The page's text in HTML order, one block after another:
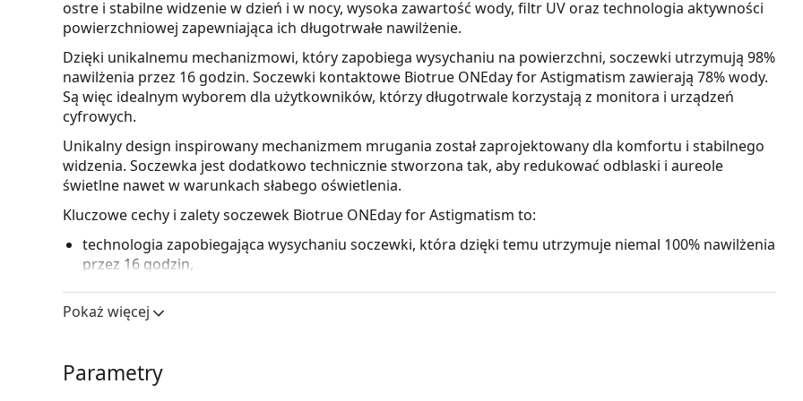
ostre i stabilne widzenie w dzień i w nocy, wysoka zawartość wody, filtr UV oraz technologia aktywności
powierzchniowej zapewniająca ich długotrwałe nawilżenie.
Dzięki unikalnemu mechanizmowi, który zapobiega wysychaniu na powierzchni, soczewki utrzymują 98%
nawilżenia przez 16 godzin. Soczewki kontaktowe Biotrue ONEday for Astigmatism zawierają 78% wody.
Są więc idealnym wyborem dla użytkowników, którzy długotrwale korzystają z monitora i urządzeń
cyfrowych.
Unikalny design inspirowany mechanizmem mrugania został zaprojektowany dla komfortu i stabilnego
widzenia. Soczewka jest dodatkowo technicznie stworzona tak, aby redukować odblaski i aureole
świetlne nawet w warunkach słabego oświetlenia.
Kluczowe cechy i zalety soczewek Biotrue ONEday for Astigmatism to:
technologia zapobiegająca wysychaniu soczewki, która dzięki temu utrzymuje niemal 100% nawilżenia
przez 16 godzin,
zaprojektowane do długotrwałego korzystania z monitora i urządzeń cyfrowych.
idealną ochroną przed szkodliwym promieniowaniem UV jest połączenie soczewek kontaktowych z
okularów przeciwsłonecznych
Pokaż więcej
Parametry